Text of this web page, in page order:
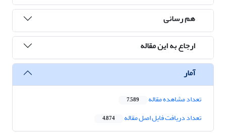
هم رسانی
ارجاع به این مقاله
آمار
تعداد مشاهده مقاله 7,589
تعداد دریافت فایل اصل مقاله 4,874